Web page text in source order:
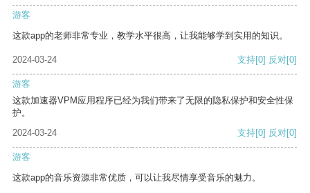
游客
这款app的老师非常专业，教学水平很高，让我能够学到实用的知识。
2024-03-24 支持[0] 反对[0]
游客
这款加速器VPM应用程序已经为我们带来了无限的隐私保护和安全性保
护。
2024-03-24
支持[0] 反对[0]
游客
这款app的音乐资源非常优质，可以让我尽情享受音乐的魅力。